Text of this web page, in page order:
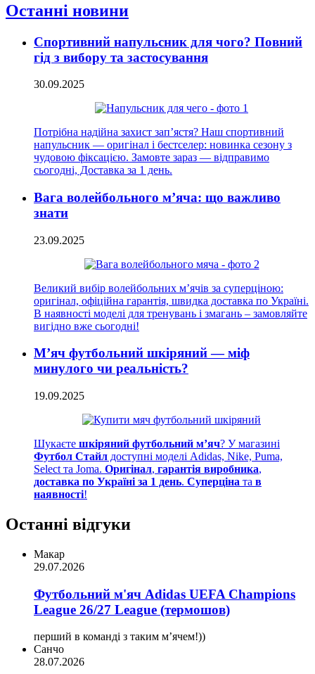
Останні новини
Спортивний напульсник для чого? Повний
гід з вибору та застосування
30.09.2025
Потрібна надійна захист зап’ястя? Наш спортивний
напульсник — оригінал і бестселер: новинка сезону з
чудовою фіксацією. Замовте зараз — відправимо
сьогодні, Доставка за 1 день.
Вага волейбольного м’яча: що важливо
знати
23.09.2025
Великий вибір волейбольних м’ячів за суперціною:
оригінал, офіційна гарантія, швидка доставка по Україні.
В наявності моделі для тренувань і змагань – замовляйте
вигідно вже сьогодні!
М’яч футбольний шкіряний — міф
минулого чи реальність?
19.09.2025
Шукаєте шкіряний футбольний м’яч? У магазині
Футбол Стайл доступні моделі Adidas, Nike, Puma,
Select та Joma. Оригінал, гарантія виробника,
доставка по Україні за 1 день. Суперціна та в
наявності!
Останні відгуки
Макар
29.07.2026
Футбольний м'яч Adidas UEFA Champions
League 26/27 League (термошов)
перший в команді з таким мʼячем!))
Санчо
28.07.2026